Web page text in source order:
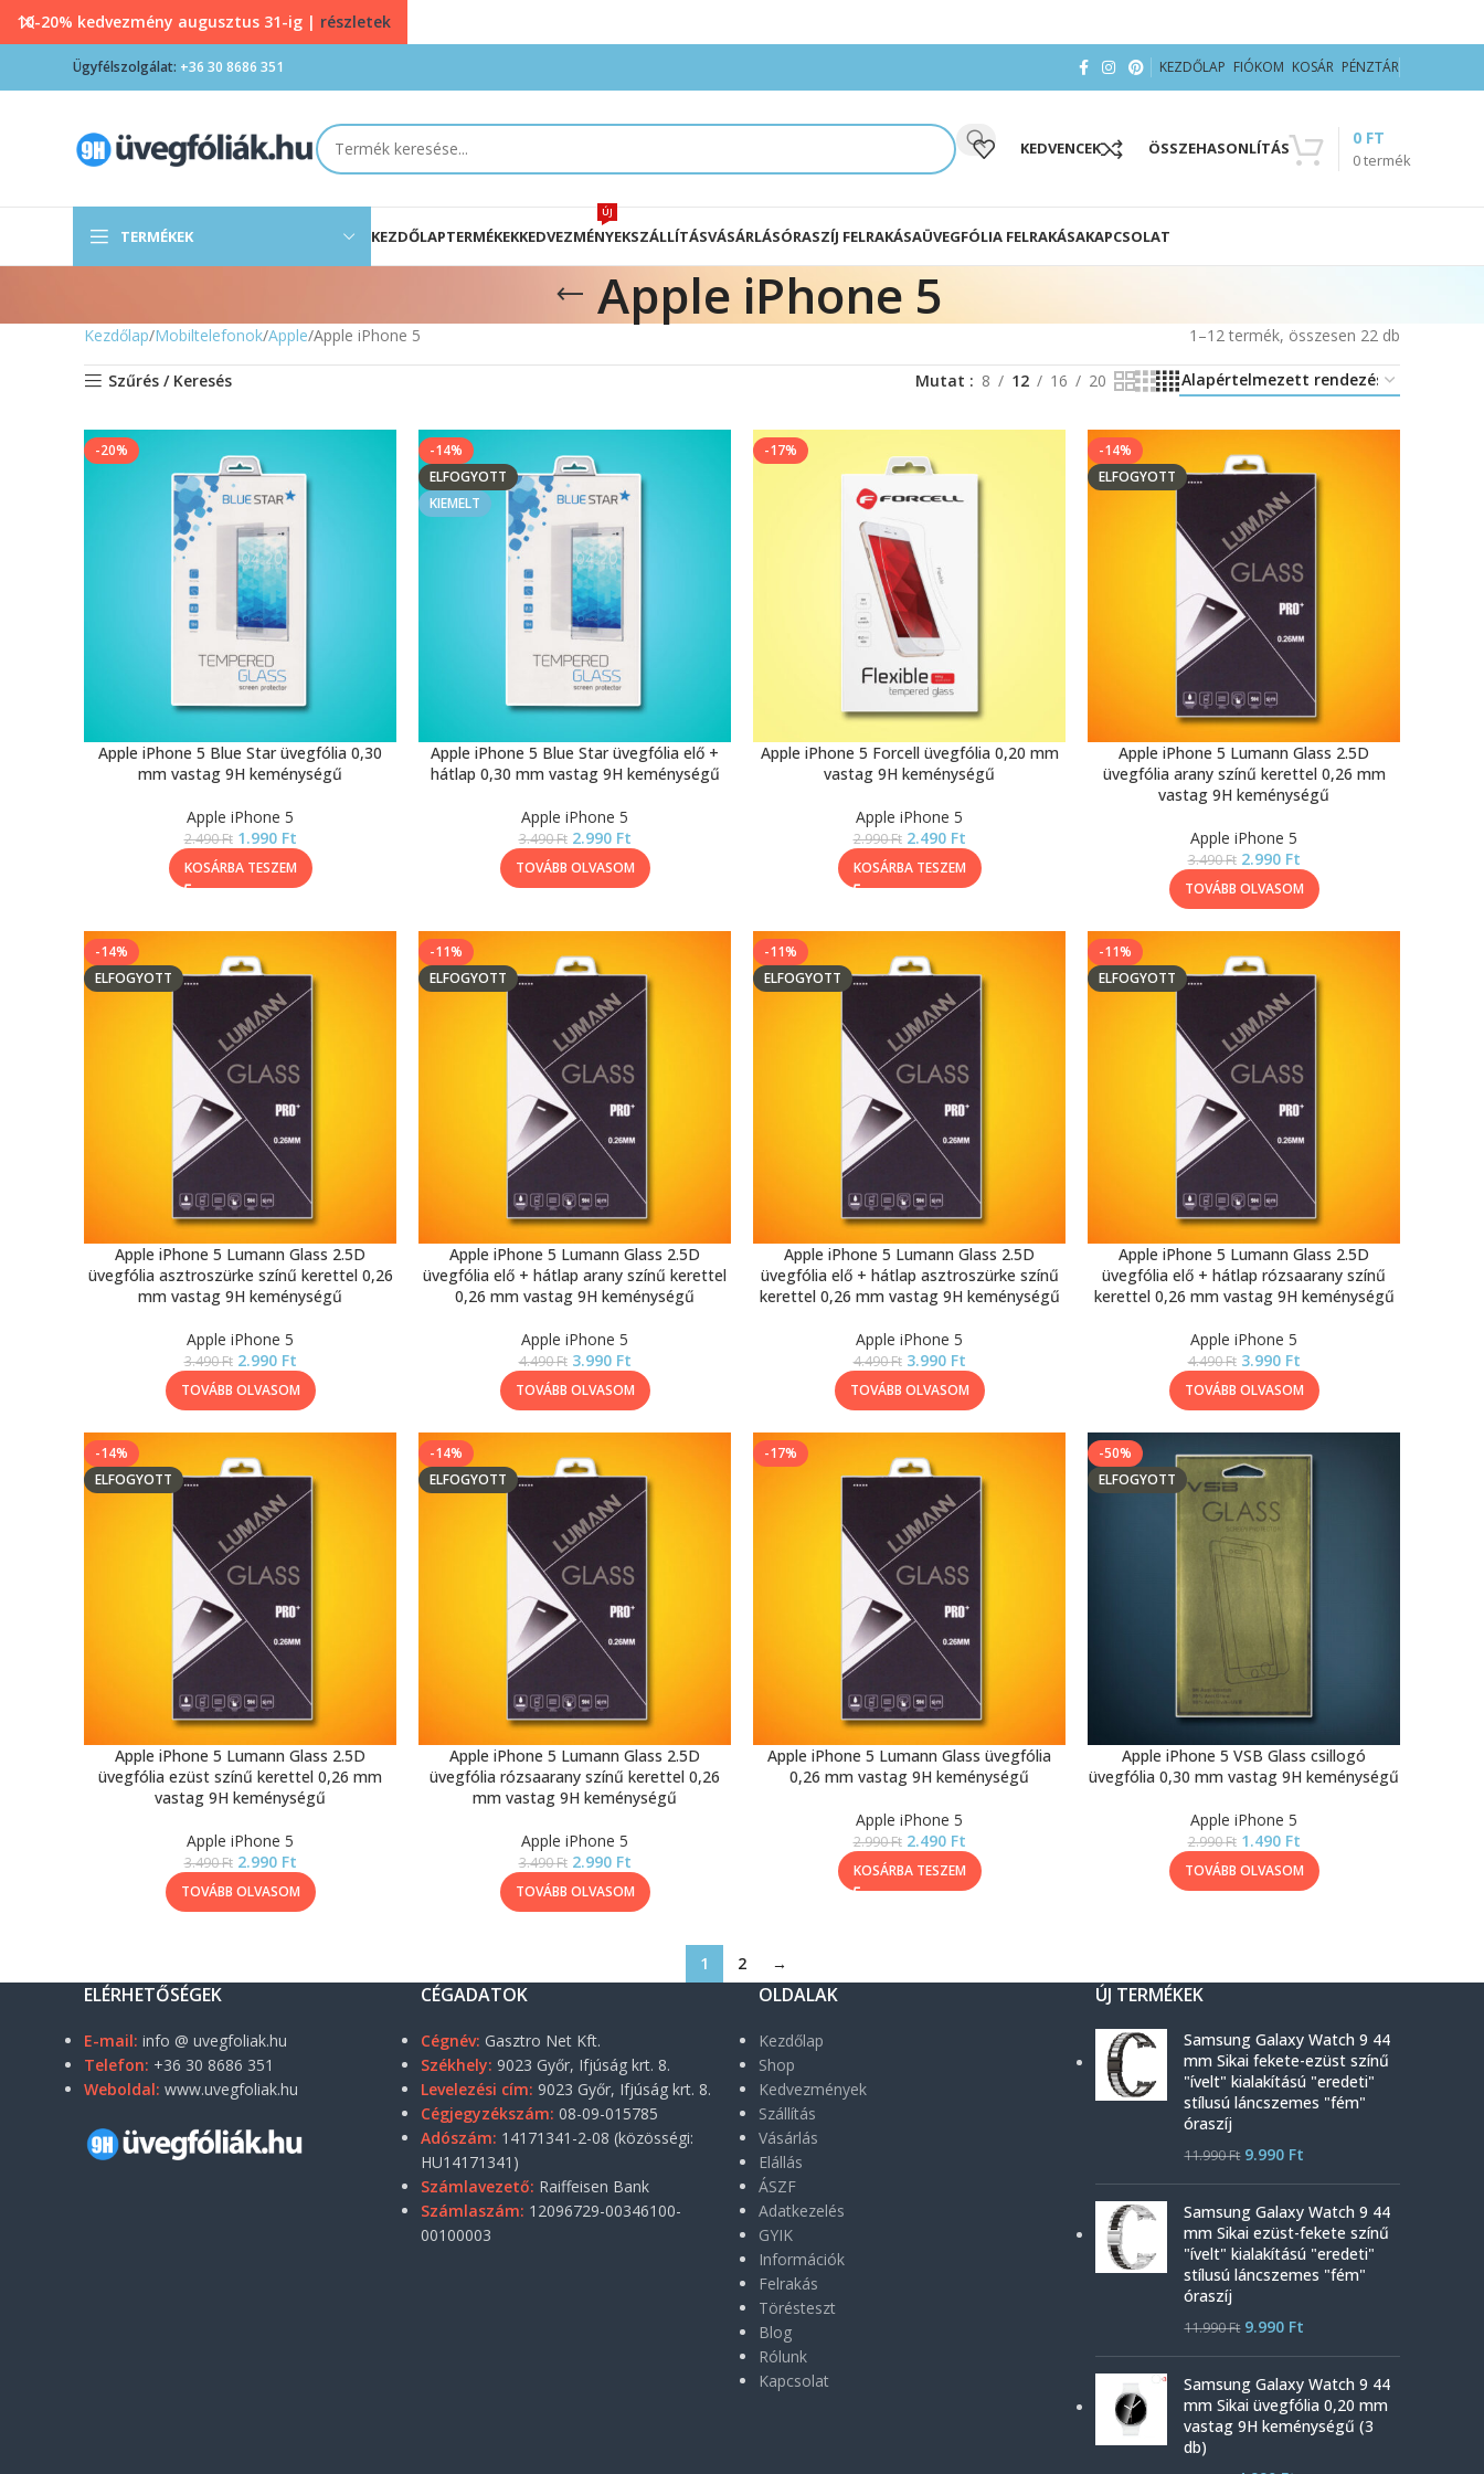
Ügyfélszolgálat: +36 30 8686 351 KEZDŐLAP FIÓKOM KOSÁR PÉNZTÁR
KEDVENCEK ÖSSZEHASONLÍTÁS
0termék
0 FT
TERMÉKEK KEZDŐLAPTERMÉKEKKEDVEZMÉNYEK
ÚJ
SZÁLLÍTÁSVÁSÁRLÁSÓRASZÍJ FELRAKÁSAÜVEGFÓLIA FELRAKÁSAKAPCSOLAT
Apple iPhone 5
Kezdőlap Mobiltelefonok Apple Apple iPhone 5 1–12 termék, összesen 22 db
Szűrés / Keresés Mutat 8 12 16 20
-20%
Apple iPhone 5 Blue Star üvegfólia 0,30
mm vastag 9H keménységű
Apple iPhone 5
2.490Ft 1.990 Ft
KOSÁRBA TESZEM
-14%
ELFOGYOTT
KIEMELT
Apple iPhone 5 Blue Star üvegfólia elő +
hátlap 0,30 mm vastag 9H keménységű
Apple iPhone 5
3.490Ft 2.990 Ft
TOVÁBB OLVASOM
-17%
Apple iPhone 5 Forcell üvegfólia 0,20 mm
vastag 9H keménységű
Apple iPhone 5
2.990Ft 2.490 Ft
KOSÁRBA TESZEM
-14%
ELFOGYOTT
Apple iPhone 5 Lumann Glass 2.5D
üvegfólia arany színű kerettel 0,26 mm
vastag 9H keménységű
Apple iPhone 5
3.490Ft 2.990 Ft
TOVÁBB OLVASOM
-14%
ELFOGYOTT
Apple iPhone 5 Lumann Glass 2.5D
üvegfólia asztroszürke színű kerettel 0,26
mm vastag 9H keménységű
Apple iPhone 5
3.490Ft 2.990 Ft
TOVÁBB OLVASOM
-11%
ELFOGYOTT
Apple iPhone 5 Lumann Glass 2.5D
üvegfólia elő + hátlap arany színű kerettel
0,26 mm vastag 9H keménységű
Apple iPhone 5
4.490Ft 3.990 Ft
TOVÁBB OLVASOM
-11%
ELFOGYOTT
Apple iPhone 5 Lumann Glass 2.5D
üvegfólia elő + hátlap asztroszürke színű
kerettel 0,26 mm vastag 9H keménységű
Apple iPhone 5
4.490Ft 3.990 Ft
TOVÁBB OLVASOM
-11%
ELFOGYOTT
Apple iPhone 5 Lumann Glass 2.5D
üvegfólia elő + hátlap rózsaarany színű
kerettel 0,26 mm vastag 9H keménységű
Apple iPhone 5
4.490Ft 3.990 Ft
TOVÁBB OLVASOM
-14%
ELFOGYOTT
Apple iPhone 5 Lumann Glass 2.5D
üvegfólia ezüst színű kerettel 0,26 mm
vastag 9H keménységű
Apple iPhone 5
3.490Ft 2.990 Ft
TOVÁBB OLVASOM
-14%
ELFOGYOTT
Apple iPhone 5 Lumann Glass 2.5D
üvegfólia rózsaarany színű kerettel 0,26
mm vastag 9H keménységű
Apple iPhone 5
3.490Ft 2.990 Ft
TOVÁBB OLVASOM
-17%
Apple iPhone 5 Lumann Glass üvegfólia
0,26 mm vastag 9H keménységű
Apple iPhone 5
2.990Ft 2.490 Ft
KOSÁRBA TESZEM
-50%
ELFOGYOTT
Apple iPhone 5 VSB Glass csillogó
üvegfólia 0,30 mm vastag 9H keménységű
Apple iPhone 5
2.990Ft 1.490 Ft
TOVÁBB OLVASOM
1 2 →
ELÉRHETŐSÉGEK
E-mail: info @ uvegfoliak.hu
Telefon: +36 30 8686 351
Weboldal: www.uvegfoliak.hu
CÉGADATOK
Cégnév: Gasztro Net Kft.
Székhely: 9023 Győr, Ifjúság krt. 8.
Levelezési cím: 9023 Győr, Ifjúság krt. 8.
Cégjegyzékszám: 08-09-015785
Adószám: 14171341-2-08 (közösségi:
HU14171341)
Számlavezető: Raiffeisen Bank
Számlaszám: 12096729-00346100-
00100003
OLDALAK
Kezdőlap
Shop
Kedvezmények
Szállítás
Vásárlás
Elállás
ÁSZF
Adatkezelés
GYIK
Információk
Felrakás
Törésteszt
Blog
Rólunk
Kapcsolat
ÚJ TERMÉKEK
Samsung Galaxy Watch 9 44
mm Sikai fekete-ezüst színű
"ívelt" kialakítású "eredeti"
stílusú láncszemes "fém"
óraszíj
11.990Ft 9.990 Ft
Samsung Galaxy Watch 9 44
mm Sikai ezüst-fekete színű
"ívelt" kialakítású "eredeti"
stílusú láncszemes "fém"
óraszíj
11.990Ft 9.990 Ft
Samsung Galaxy Watch 9 44
mm Sikai üvegfólia 0,20 mm
vastag 9H keménységű (3
db)
10-20% kedvezmény augusztus 31-ig | részletek